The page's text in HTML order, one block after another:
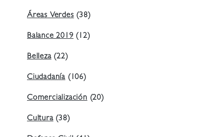
Áreas Verdes(38)
Balance 2019(12)
Belleza(22)
Ciudadanía (106)
Comercialización(20)
Cultura(38)